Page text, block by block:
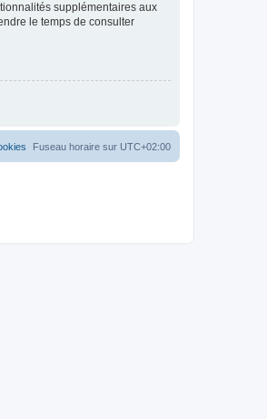
supplémentaires aux
le temps de consulter
Fuseau horaire sur UTC+02:00